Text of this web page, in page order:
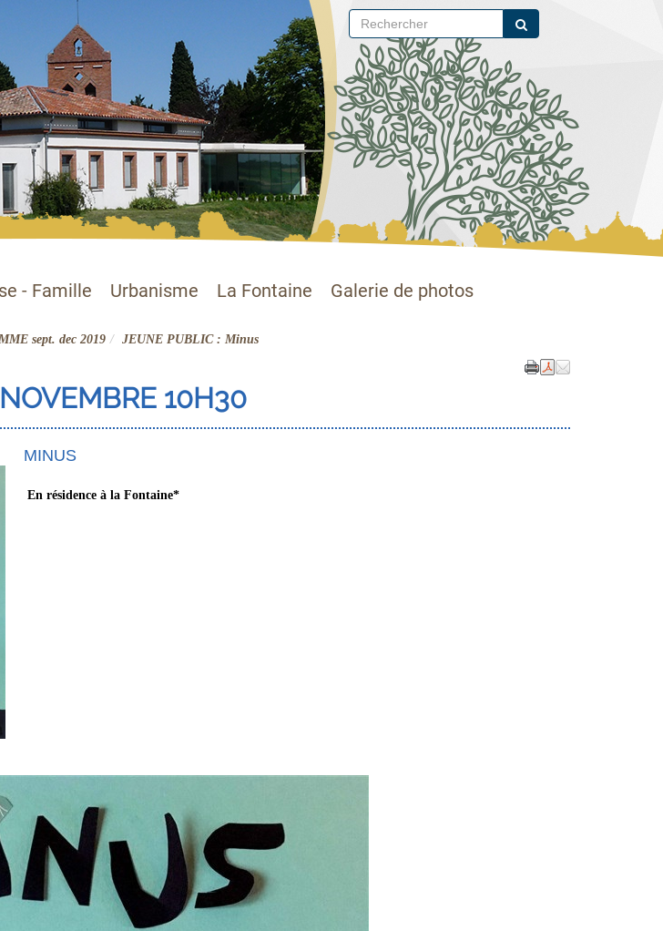
- Famille Urbanisme La Fontaine Galerie de photos
sept. dec 2019 JEUNE PUBLIC : Minus
10H30
MINUS
En résidence à la Fontaine*